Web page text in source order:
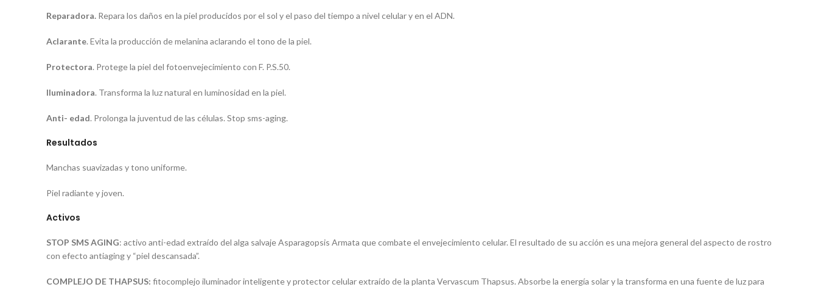
Reparadora. Repara los daños en la piel producidos por el sol y el paso del tiempo a nivel celular y en el ADN.
Aclarante. Evita la producción de melanina aclarando el tono de la piel.
Protectora. Protege la piel del fotoenvejecimiento con F. P.S.50.
Iluminadora. Transforma la luz natural en luminosidad en la piel.
Anti- edad. Prolonga la juventud de las células. Stop sms-aging.
Resultados
Manchas suavizadas y tono uniforme.
Piel radiante y joven.
Activos
STOP SMS AGING: activo anti-edad extraído del alga salvaje Asparagopsis Armata que combate el envejecimiento celular. El resultado de su acción es una mejora general del aspecto de rostro
con efecto antiaging y “piel descansada”.
COMPLEJO DE THAPSUS: fitocomplejo iluminador inteligente y protector celular extraído de la planta Vervascum Thapsus. Absorbe la energía solar y la transforma en una fuente de luz para